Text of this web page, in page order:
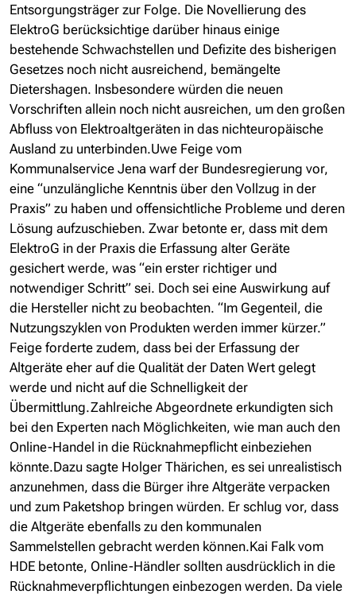
Entsorgungsträger zur Folge. Die Novellierung des
ElektroG berücksichtige darüber hinaus einige
bestehende Schwachstellen und Defizite des bisherigen
Gesetzes noch nicht ausreichend, bemängelte
Dietershagen. Insbesondere würden die neuen
Vorschriften allein noch nicht ausreichen, um den großen
Abfluss von Elektroaltgeräten in das nichteuropäische
Ausland zu unterbinden.Uwe Feige vom
Kommunalservice Jena warf der Bundesregierung vor,
eine “unzulängliche Kenntnis über den Vollzug in der
Praxis” zu haben und offensichtliche Probleme und deren
Lösung aufzuschieben. Zwar betonte er, dass mit dem
ElektroG in der Praxis die Erfassung alter Geräte
gesichert werde, was “ein erster richtiger und
notwendiger Schritt” sei. Doch sei eine Auswirkung auf
die Hersteller nicht zu beobachten. “Im Gegenteil, die
Nutzungszyklen von Produkten werden immer kürzer.”
Feige forderte zudem, dass bei der Erfassung der
Altgeräte eher auf die Qualität der Daten Wert gelegt
werde und nicht auf die Schnelligkeit der
Übermittlung.Zahlreiche Abgeordnete erkundigten sich
bei den Experten nach Möglichkeiten, wie man auch den
Online-Handel in die Rücknahmepflicht einbeziehen
könnte.Dazu sagte Holger Thärichen, es sei unrealistisch
anzunehmen, dass die Bürger ihre Altgeräte verpacken
und zum Paketshop bringen würden. Er schlug vor, dass
die Altgeräte ebenfalls zu den kommunalen
Sammelstellen gebracht werden können.Kai Falk vom
HDE betonte, Online-Händler sollten ausdrücklich in die
Rücknahmeverpflichtungen einbezogen werden. Da viele